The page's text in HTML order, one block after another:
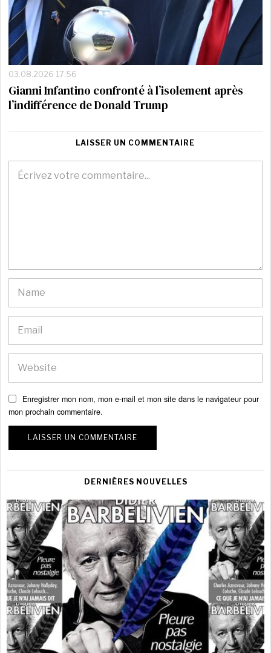
03.08.2026 17:56
Gianni Infantino confronté à l’isolement après
l’indifférence de Donald Trump
LAISSER UN COMMENTAIRE
Enregistrer mon nom, mon e-mail et mon site dans le navigateur pour
mon prochain commentaire.
DERNIÈRES NOUVELLES